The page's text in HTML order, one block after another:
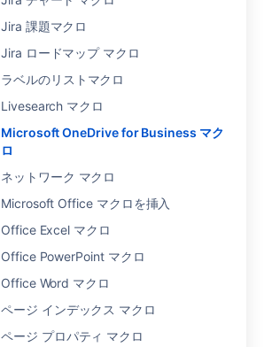
Jira 課題マクロ
Jira ロードマップ マクロ
ラベルのリストマクロ
Livesearch マクロ
Microsoft OneDrive for Business マク
ロ
ネットワーク マクロ
Microsoft Office マクロを挿入
Office Excel マクロ
Office PowerPoint マクロ
Office Word マクロ
ページ インデックス マクロ
ページ プロパティ マクロ